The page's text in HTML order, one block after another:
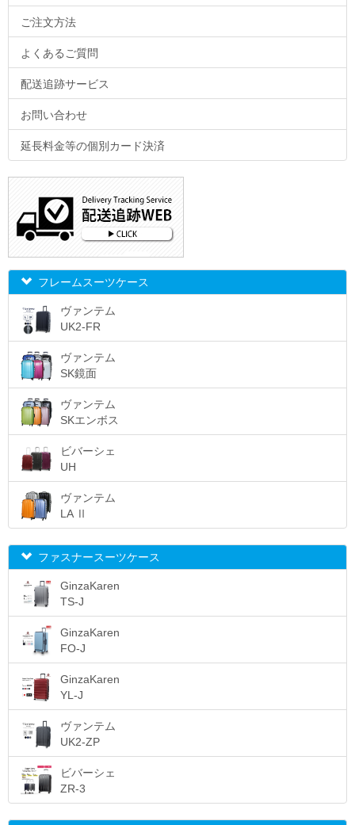
以降1日 49
12日
13日
14日
16日 7,474
7,524
19日 7,623
20日 7,672
21日 7,722
22日
23日
24日 7,870
25日
26日 7,969
27日
28日
29日
30日
以降1日 49
ご注文方法
よくあるご質問
配送追跡サービス
お問い合わせ
延長料金等の個別カード決済
フレームスーツケース
ヴァンテム
UK2-FR
ヴァンテム
SK鏡面
ヴァンテム
SKエンボス
ビバーシェ
UH
ヴァンテム
LA Ⅱ
ファスナースーツケース
GinzaKaren
TS-J
GinzaKaren
FO-J
GinzaKaren
YL-J
ヴァンテム
UK2-ZP
ビバーシェ
ZR-3